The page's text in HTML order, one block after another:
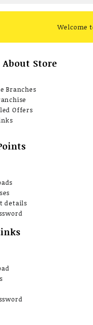
Welcome
Store
Branches
Offers
details